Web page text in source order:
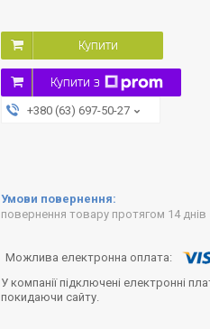
Купити
Купити з
+380 (63) 697-50-27
повернення товару протягом 14 днів
У компанії підключені електронні
покидаючи сайту.